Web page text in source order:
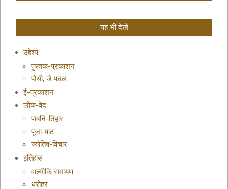
यह भी देखें
उद्देश्य
पुस्तक-प्रकाशन
पोथी, जे पढल
ई-प्रकाशन
लोक-वेद
पाबनि-तिहार
पूजा-पाठ
ज्योतिष-विचार
इतिहास
वाल्मीकि रामायण
धरोहर